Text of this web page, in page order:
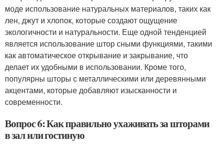
моде использование натуральных материалов, таких как
лен, джут и хлопок, которые создают ощущение
экологичности и натуральности. Еще одной тенденцией
является использование штор сными функциями, такими
как автоматическое открывание и закрывание, что
делает их удобными в использовании. Кроме того,
популярны шторы с металлическими или деревянными
акцентами, которые добавляют изысканности и
современности.
Вопрос 6: Как правильно ухаживать за шторами
в зал или гостиную